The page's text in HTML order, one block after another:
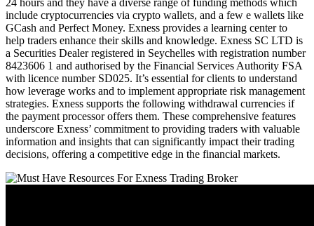
24 hours and they have a diverse range of funding methods which
include cryptocurrencies via crypto wallets, and a few e wallets like
GCash and Perfect Money. Exness provides a learning center to
help traders enhance their skills and knowledge. E​xness SC LTD ​is
a Securities Dealer registered in Seychelles with registration number
8423606 1 and authorised by the Financial Services Authority FSA
with licence number SD025. It’s essential for clients to understand
how leverage works and to implement appropriate risk management
strategies. Exness supports the following withdrawal currencies if
the payment processor offers them. These comprehensive features
underscore Exness’ commitment to providing traders with valuable
information and insights that can significantly impact their trading
decisions, offering a competitive edge in the financial markets.